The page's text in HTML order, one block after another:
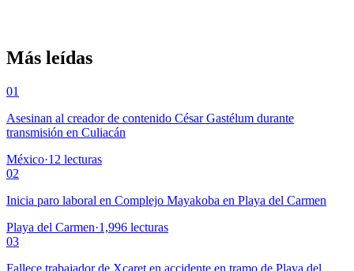
Más leídas
01
Asesinan al creador de contenido César Gastélum durante
transmisión en Culiacán
México·12 lecturas
02
Inicia paro laboral en Complejo Mayakoba en Playa del Carmen
Playa del Carmen·1,996 lecturas
03
Fallece trabajador de Xcaret en accidente en tramo de Playa del